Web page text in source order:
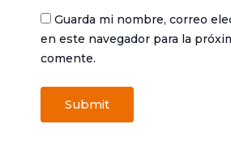
Guarda mi nombre, correo
en este navegador para la
comente.